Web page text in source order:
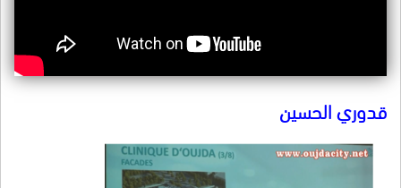
قدوري الحسين